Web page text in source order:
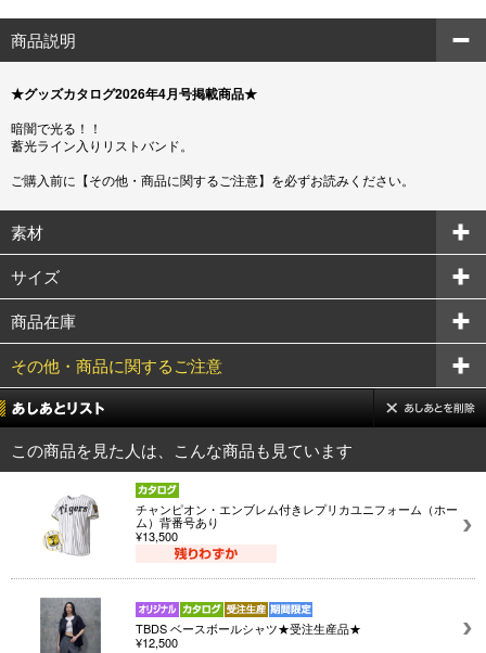
商品説明
★グッズカタログ2026年4月号掲載商品★
暗闇で光る！！
蓄光ライン入りリストバンド。
ご購入前に【その他・商品に関するご注意】を必ずお読みください。
素材
サイズ
商品在庫
その他・商品に関するご注意
この商品を見た人は、こんな商品も見ています
チャンピオン・エンブレム付きレプリカユニフォーム（ホー
ム）背番号あり
¥13,500
TBDS ベースボールシャツ★受注生産品★
¥12,500